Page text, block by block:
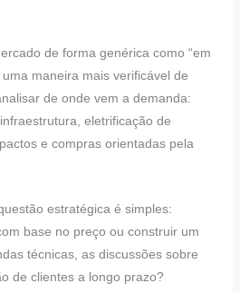
de forma genérica como “em
maneira mais verificável de
de onde vem a demanda:
eletrificação de
e compras orientadas pela
estratégica é simples:
base no preço ou construir um
técnicas, as discussões sobre
de clientes a longo prazo?